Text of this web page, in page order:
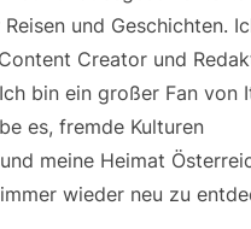
und Geschichten.
Creator und
bin ein großer Fan von
es, fremde Kulturen
meine Heimat
wieder neu zu